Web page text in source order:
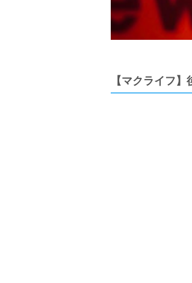
【マクライフ